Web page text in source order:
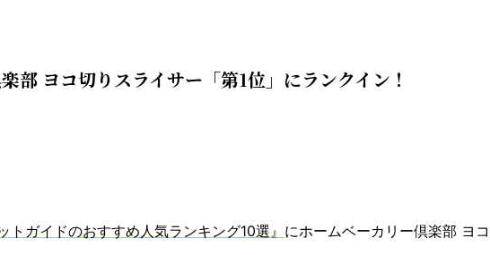
部 ヨコ切りスライサー「第1位」にランクイン！
ガイドのおすすめ人気ランキング10選』 にホームベーカリー倶楽部 ヨ